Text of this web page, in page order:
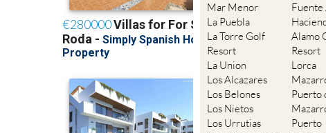
Mar Menor
La Puebla
La Torre Golf
Resort
La Union
Los Alcazares
Los Belones
Los Nietos
Los Urrutias
Fuente
Alamo
Resort
Lorca
Puerto
Puerto